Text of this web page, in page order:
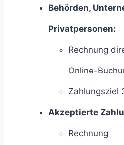
Behörden,
Privatpersonen:
Rechnung
Online-
Zahlungsziel
Akzeptierte
Rechnung